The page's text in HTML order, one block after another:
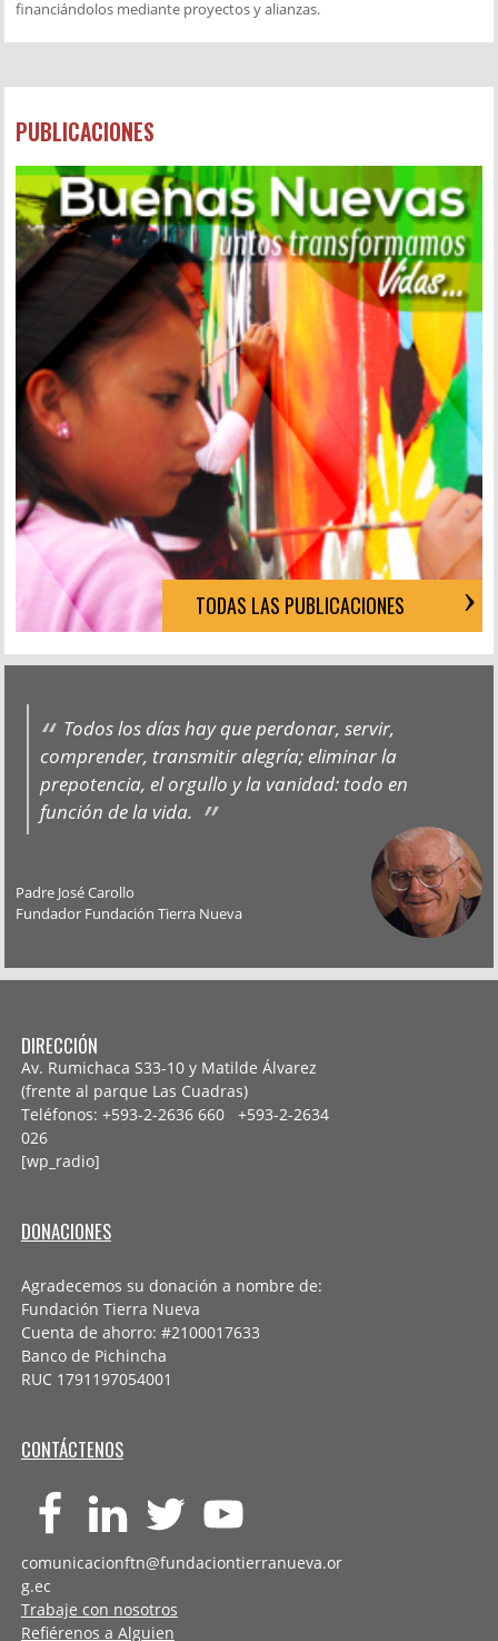
financiándolos mediante proyectos y alianzas.
PUBLICACIONES
TODAS LAS PUBLICACIONES
Todos los días hay que perdonar, servir,
comprender, transmitir alegría; eliminar la
prepotencia, el orgullo y la vanidad: todo en
función de la vida.
Padre José Carollo
Fundador Fundación Tierra Nueva
DIRECCIÓN
Av. Rumichaca S33-10 y Matilde Álvarez
(frente al parque Las Cuadras)
Teléfonos: +593-2-2636 660 +593-2-2634
026
[wp_radio]
DONACIONES
Agradecemos su donación a nombre de:
Fundación Tierra Nueva
Cuenta de ahorro: #2100017633
Banco de Pichincha
RUC 1791197054001
CONTÁCTENOS
comunicacionftn@fundaciontierranueva.or
g.ec
Trabaje con nosotros
Refiérenos a Alguien